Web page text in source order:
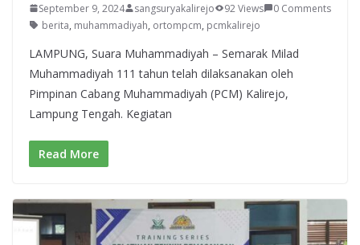
September 9, 2024 sangsuryakalirejo 92 Views
0 Comments
berita, muhammadiyah, ortompcm, pcmkalirejo
LAMPUNG, Suara Muhammadiyah – Semarak Milad
Muhammadiyah 111 tahun telah dilaksanakan oleh
Pimpinan Cabang Muhammadiyah (PCM) Kalirejo,
Lampung Tengah. Kegiatan
Read More